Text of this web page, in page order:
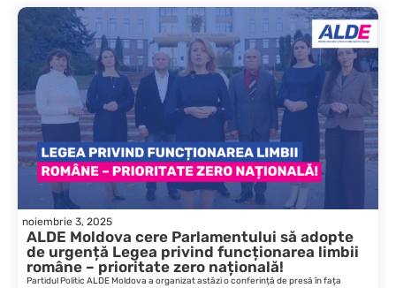
noiembrie 3, 2025
ALDE Moldova cere Parlamentului să adopte
de urgență Legea privind funcționarea limbii
române – prioritate zero națională!
Partidul Politic ALDE Moldova a organizat astăzi o conferință de presă în fața